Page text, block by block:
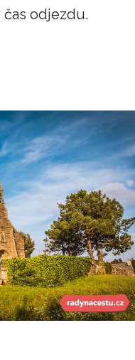
odjezdu.